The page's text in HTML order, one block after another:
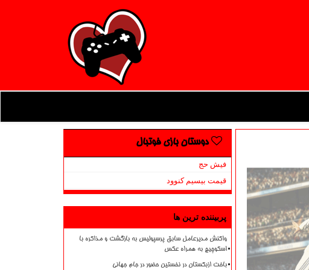
دوستان بازی فوتبال
فیش حج
قیمت بیسیم کنوود
پربیننده ترین ها
واکنش مدیرعامل سابق پرسپولیس به بازگشت و مذاکره با
اسکوچیچ به همراه عکس
باخت ازبکستان در نخستین حضور در جام جهانی